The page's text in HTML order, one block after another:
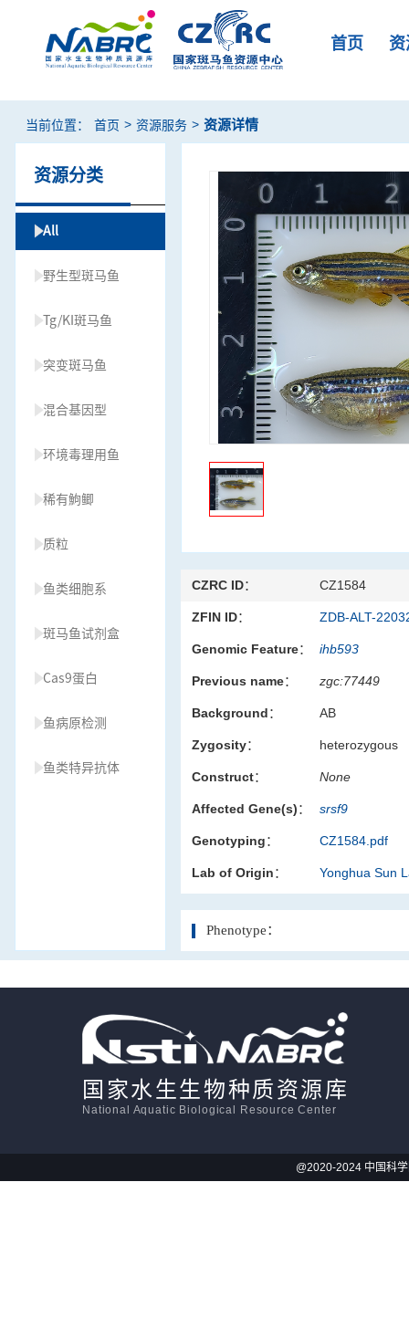
首页
当前位置： 首页 > 资源服务 > 资源详情
资源分类
All
野生型斑马鱼
Tg/KI斑马鱼
突变斑马鱼
混合基因型
环境毒理用鱼
稀有鮈鲫
质粒
鱼类细胞系
斑马鱼试剂盒
Cas9蛋白
鱼病原检测
鱼类特异抗体
CZRC ID： CZ1584
ZFIN ID： ZDB-ALT-
Genomic Feature： ihb593
Previous name： zgc:77449
Background： AB
Zygosity： heterozygous
Construct： None
Affected Gene(s)： srsf9
Genotyping： CZ1584.pdf
Lab of Origin： Yonghua Sun
Phenotype：
国家水生生物种质资源库
National Aquatic Biological Resource Center
@2020-2024 中国科